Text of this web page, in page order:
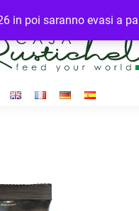
in poi saranno evasi a